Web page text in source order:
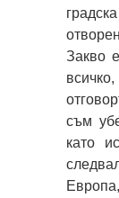
Закво
съм
като